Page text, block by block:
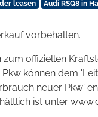
leasen Audi RSQ8 in
vorbehalten.
zum offiziellen
können dem
neuer Pkw'
ist unter